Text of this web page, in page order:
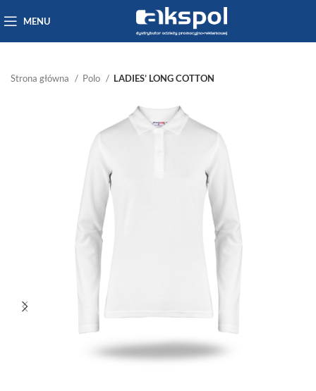
MENU
Strona główna Polo LADIES’ LONG COTTON